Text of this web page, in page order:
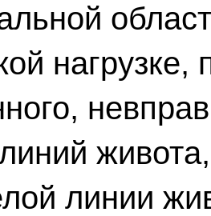
нагрузке,
линии